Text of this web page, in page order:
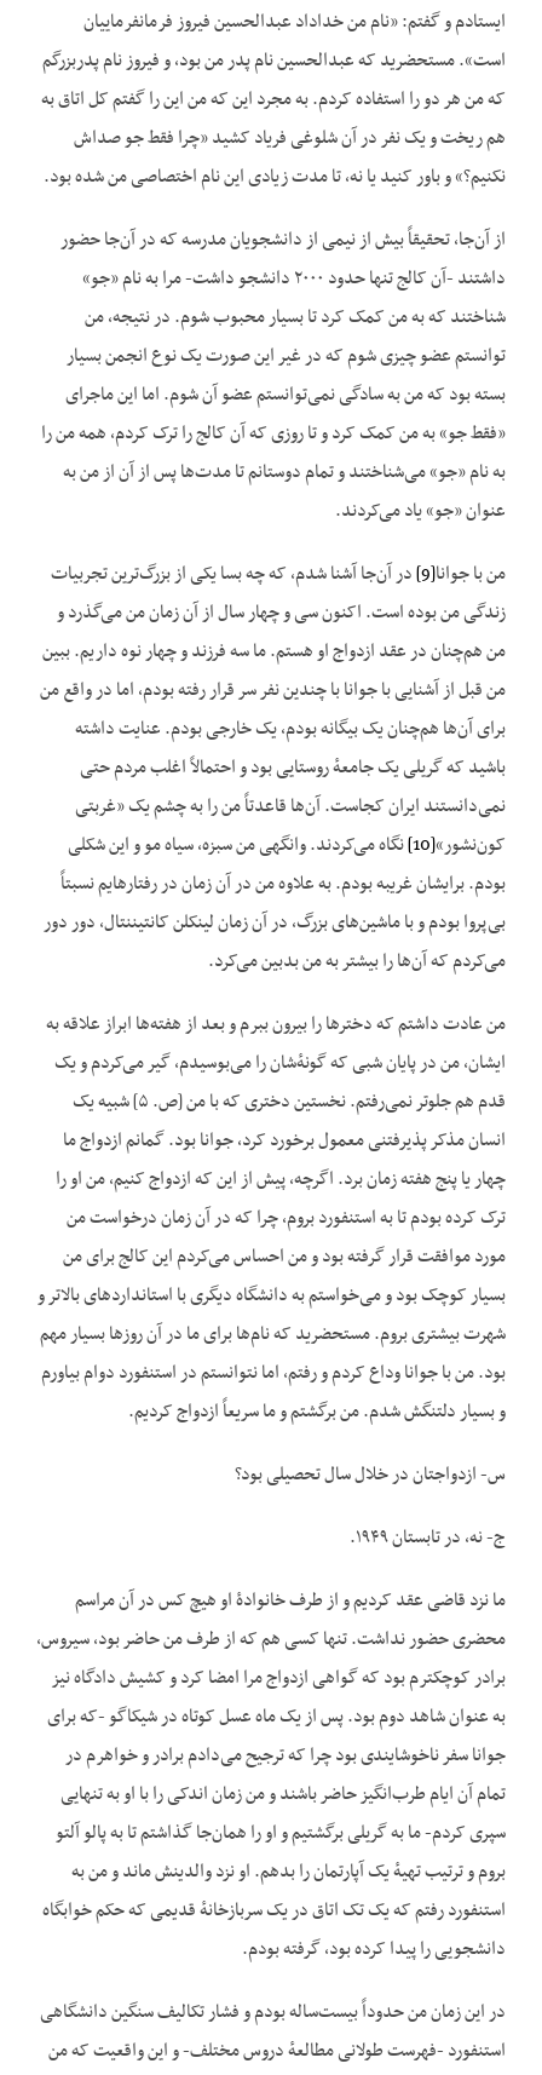
ایستادم و گفتم: «نام من خداداد عبدالحسین فیروز فرمانفرماییان
است». مستحضرید که عبدالحسین نام پدر من بود، و فیروز نام پدربزرگم
که من هر دو را استفاده کردم. به مجرد این که من این را گفتم کل اتاق به
هم ریخت و یک نفر در آن شلوغی فریاد کشید «چرا فقط جو صداش
نکنیم؟» و باور کنید یا نه، تا مدت زیادی این نام اختصاصی من شده بود.
از آن‌جا، تحقیقاً بیش از نیمی از دانشجویان مدرسه که در آن‌جا حضور
داشتند -آن کالج تنها حدود ۲۰۰۰ دانشجو داشت- مرا به نام «جو»
شناختند که به من کمک کرد تا بسیار محبوب شوم. در نتیجه، من
توانستم عضو چیزی شوم که در غیر این صورت یک نوع انجمن بسیار
بسته بود که من به سادگی نمی‌توانستم عضو آن شوم. اما این ماجرای
«فقط جو» به من کمک کرد و تا روزی که آن کالج را ترک کردم، همه من را
به نام «جو» می‌شناختند و تمام دوستانم تا مدت‌ها پس از آن از من به
عنوان «جو» یاد می‌کردند.
من با جوانا[9]
در آن‌جا آشنا شدم، که چه بسا یکی از بزرگ‌ترین تجربیات
زندگی من بوده است. اکنون سی و چهار سال از آن زمان من می‌گذرد و
من هم‌چنان در عقد ازدواج او هستم. ما سه فرزند و چهار نوه داریم. ببین
من قبل از آشنایی با جوانا با چندین نفر سر قرار رفته بودم، اما در واقع من
برای آن‌ها هم‌چنان یک بیگانه بودم، یک خارجی بودم. عنایت داشته
باشید که گریلی یک جامعهٔ روستایی بود و احتمالاً اغلب مردم حتی
نمی‌دانستند ایران کجاست. آن‌ها قاعدتاً من را به چشم یک «غربتی
کون‌نشور»[10]
نگاه می‌کردند. وانگهی من سبزه، سیاه مو و این شکلی
بودم. برایشان غریبه بودم. به علاوه من در آن زمان در رفتارهایم نسبتاً
بی‌پروا بودم و با ماشین‌های بزرگ، در آن زمان لینکلن کانتیننتال، دور دور
می‌کردم که آن‌ها را بیشتر به من بدبین می‌کرد.
من عادت داشتم که دخترها را بیرون ببرم و بعد از هفته‌ها ابراز علاقه به
ایشان، من در پایان شبی که گونهٔ‌شان را می‌بوسیدم، گیر می‌کردم و یک
قدم هم جلوتر نمی‌رفتم. نخستین دختری که با من [ص. ۵] شبیه یک
انسان مذکر پذیرفتنی معمول برخورد کرد، جوانا بود. گمانم ازدواج ما
چهار یا پنج هفته زمان برد. اگرچه، پیش از این که ازدواج کنیم، من او را
ترک کرده بودم تا به استنفورد بروم، چرا که در آن زمان درخواست من
مورد موافقت قرار گرفته بود و من احساس می‌‌کردم این کالج برای من
بسیار کوچک بود و می‌خواستم به دانشگاه دیگری با استانداردهای بالاتر و
شهرت بیشتری بروم. مستحضرید که نام‌ها برای ما در آن روزها بسیار مهم
بود. من با جوانا وداع کردم و رفتم، اما نتوانستم در استنفورد دوام بیاورم
و بسیار دلتنگش شدم. من برگشتم و ما سریعاً ازدواج کردیم.
س- ازدواجتان در خلال سال تحصیلی بود؟
ج- نه، در تابستان ۱۹۴۹.
ما نزد قاضی عقد کردیم و از طرف خانوادهٔ او هیچ کس در آن مراسم
محضری حضور نداشت. تنها کسی هم که از طرف من حاضر بود، سیروس،
برادر کوچکترم بود که گواهی ازدواج مرا امضا کرد و کشیش دادگاه نیز
به عنوان شاهد دوم بود. پس از یک ماه‌ عسل کوتاه در شیکاگو -که برای
جوانا سفر ناخوشایندی بود چرا که ترجیح می‌دادم برادر و خواهرم در
تمام آن ایام طرب‌انگیز حاضر باشند و من زمان اندکی را با او به تنهایی
سپری کردم- ما به گریلی برگشتیم و او را همان‌جا گذاشتم تا به پالو‌ آلتو
بروم و ترتیب تهیهٔ یک آپارتمان را بدهم. او نزد والدینش ماند و من به
استنفورد رفتم که یک تک اتاق در یک سربازخانهٔ قدیمی که حکم خوابگاه
دانشجویی را پیدا کرده بود، گرفته بودم.
در این زمان من حدوداً بیست‌ساله بودم و فشار تکالیف سنگین دانشگاهی
استنفورد -فهرست طولانی مطالعهٔ دروس مختلف- و این واقعیت که من